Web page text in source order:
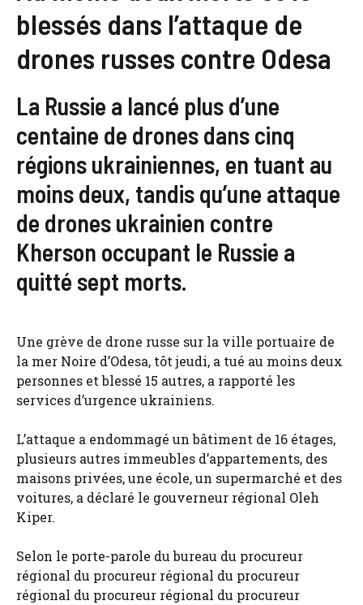
blessés dans l’attaque de
drones russes contre Odesa
La Russie a lancé plus d’une
centaine de drones dans cinq
régions ukrainiennes, en tuant au
moins deux, tandis qu’une attaque
de drones ukrainien contre
Kherson occupant le Russie a
quitté sept morts.
Une grève de drone russe sur la ville portuaire de
la mer Noire d’Odesa, tôt jeudi, a tué au moins deux
personnes et blessé 15 autres, a rapporté les
services d’urgence ukrainiens.
L’attaque a endommagé un bâtiment de 16 étages,
plusieurs autres immeubles d’appartements, des
maisons privées, une école, un supermarché et des
voitures, a déclaré le gouverneur régional Oleh
Kiper.
Selon le porte-parole du bureau du procureur
régional du procureur régional du procureur
régional du procureur régional du procureur